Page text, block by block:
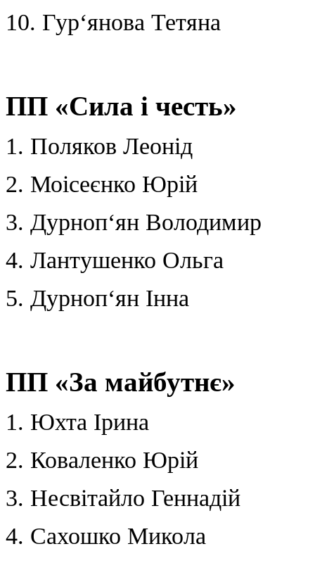
10. Гур‘янова Тетяна
ПП «Сила і честь»
1. Поляков Леонід
2. Моісеєнко Юрій
3. Дурноп‘ян Володимир
4. Лантушенко Ольга
5. Дурноп‘ян Інна
ПП «За майбутнє»
1. Юхта Ірина
2. Коваленко Юрій
3. Несвітайло Геннадій
4. Сахошко Микола